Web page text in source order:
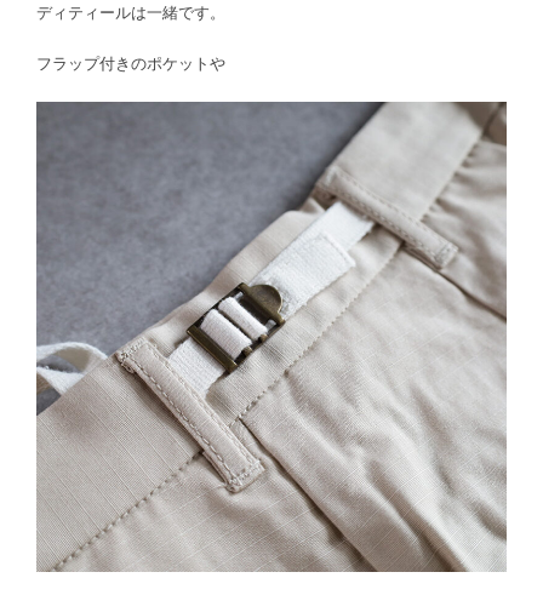
ディティールは一緒です。
フラップ付きのポケットや